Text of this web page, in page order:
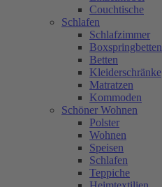
Couchtische
Schlafen
Schlafzimmer
Boxspringbetten
Betten
Kleiderschränke
Matratzen
Kommoden
Schöner Wohnen
Polster
Wohnen
Speisen
Schlafen
Teppiche